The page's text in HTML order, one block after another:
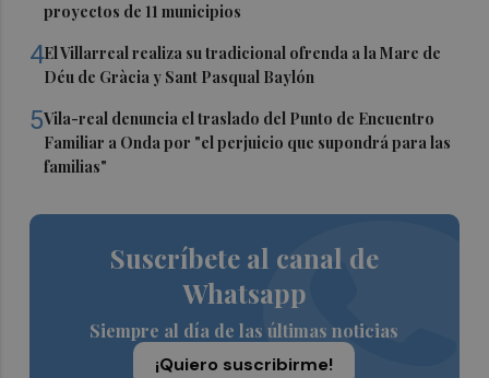
proyectos de 11 municipios
4El Villarreal realiza su tradicional ofrenda a la Mare de
Déu de Gràcia y Sant Pasqual Baylón
5Vila-real denuncia el traslado del Punto de Encuentro
Familiar a Onda por "el perjuicio que supondrá para las
familias"
Suscríbete al canal de
Whatsapp
Siempre al día de las últimas noticias
¡Quiero suscribirme!